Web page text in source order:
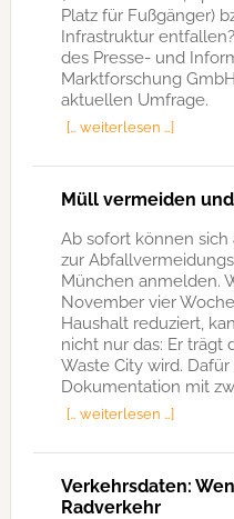
Platz für Fußgänger)
Infrastruktur
des Presse- und
Marktforschung
aktuellen Umfrage.
[… weiterlesen …]
Müll vermeiden
Ab sofort können sich
zur
München anmelden.
November vier
Haushalt reduziert,
nicht nur das: Er trägt
Waste City wird.
Dokumentation mit
[… weiterlesen …]
Verkehrsdaten:
Radverkehr